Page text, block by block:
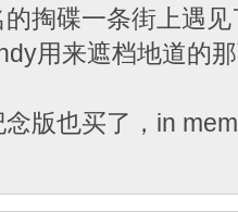
掏碟一条街上遇见
用来遮档地道的
版也买了，in